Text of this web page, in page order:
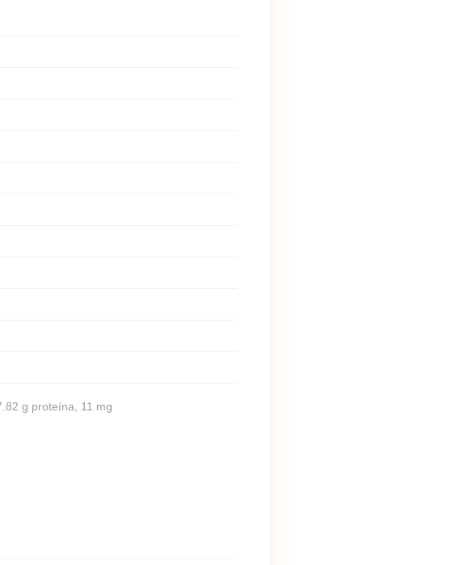
g proteína, 11 mg